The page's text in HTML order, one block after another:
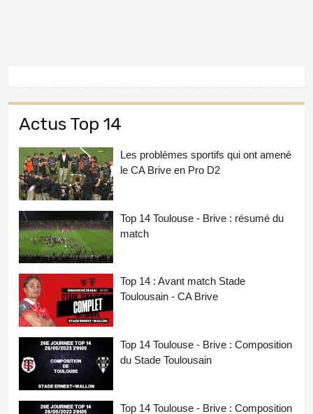
Actus Top 14
Les problèmes sportifs qui ont amené
le CA Brive en Pro D2
Top 14 Toulouse - Brive : résumé du
match
Top 14 : Avant match Stade
Toulousain - CA Brive
Top 14 Toulouse - Brive : Composition
du Stade Toulousain
Top 14 Toulouse - Brive : Composition